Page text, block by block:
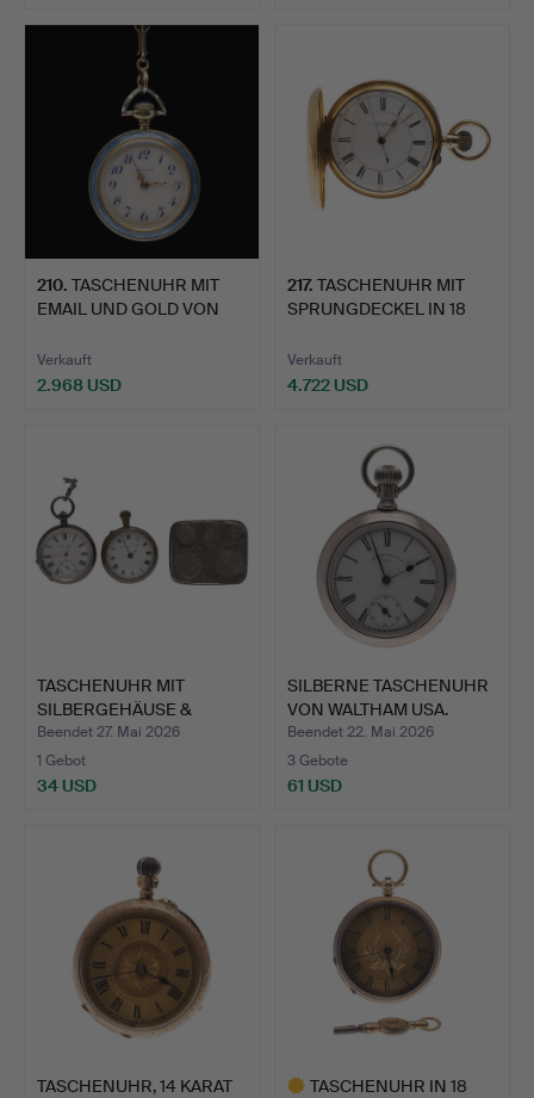
210. TASCHENUHR MIT
EMAIL UND GOLD VON
Verkauft
2.968 USD
217. TASCHENUHR MIT
SPRUNGDECKEL IN 18
Verkauft
4.722 USD
TASCHENUHR MIT
SILBERGEHÄUSE &
WEITERE OBJ…
Beendet 27. Mai 2026
1 Gebot
34 USD
SILBERNE TASCHENUHR
VON WALTHAM USA.
Beendet 22. Mai 2026
3 Gebote
61 USD
TASCHENUHR, 14 KARAT
TASCHENUHR IN 18